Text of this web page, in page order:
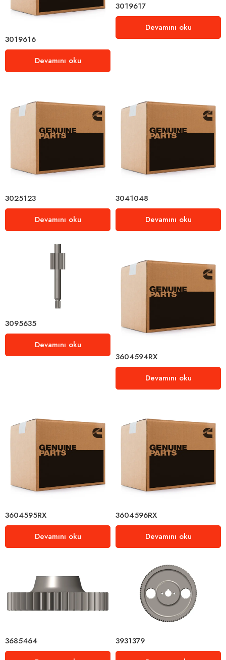
3019616
Devamını oku
3019617
Devamını oku
3025123
Devamını oku
3041048
Devamını oku
3095635
Devamını oku
3604594RX
Devamını oku
3604595RX
Devamını oku
3604596RX
Devamını oku
3685464
3931379